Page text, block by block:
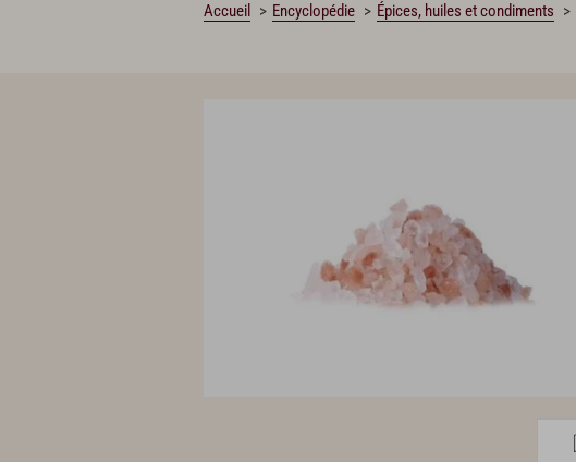
Accueil Encyclopédie Épices, huiles et condiments